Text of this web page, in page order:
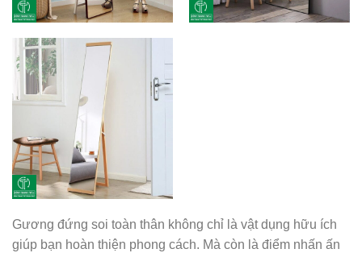
Gương đứng soi toàn thân không chỉ là vật dụng hữu ích
giúp bạn hoàn thiện phong cách. Mà còn là điểm nhấn ấn